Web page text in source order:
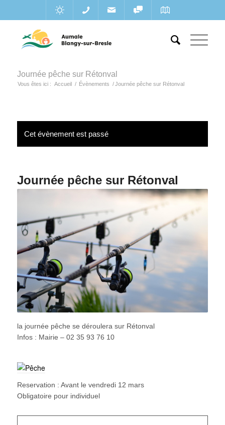
Journée pêche sur Rétonval
Vous êtes ici : Accueil / Évènements / Journée pêche sur Rétonval
Cet évènement est passé
Journée pêche sur Rétonval
la journée pêche se déroulera sur Rétonval
Infos : Mairie – 02 35 93 76 10
Reservation : Avant le vendredi 12 mars
Obligatoire pour individuel